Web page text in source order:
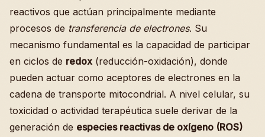
reactivos que actúan principalmente mediante
procesos de transferencia de electrones. Su
mecanismo fundamental es la capacidad de participar
en ciclos de redox (reducción-oxidación), donde
pueden actuar como aceptores de electrones en la
cadena de transporte mitocondrial. A nivel celular, su
toxicidad o actividad terapéutica suele derivar de la
generación de especies reactivas de oxígeno (ROS)